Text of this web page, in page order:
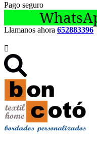
Pago seguro
Llamanos ahora 652883396
